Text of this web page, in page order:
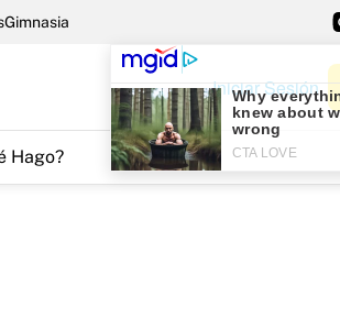
Gimnasia
Iniciar Sesión
Hago?